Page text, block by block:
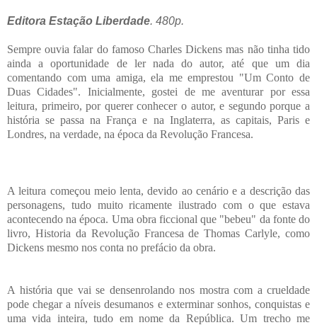
Editora Estação Liberdade. 480p.
Sempre ouvia falar do famoso Charles Dickens mas não tinha tido
ainda a oportunidade de ler nada do autor, até que um dia
comentando com uma amiga, ela me emprestou "Um Conto de
Duas Cidades". Inicialmente, gostei de me aventurar por essa
leitura, primeiro, por querer conhecer o autor, e segundo porque a
história se passa na França e na Inglaterra, as capitais, Paris e
Londres, na verdade, na época da Revolução Francesa.
A leitura começou meio lenta, devido ao cenário e a descrição das
personagens, tudo muito ricamente ilustrado com o que estava
acontecendo na época. Uma obra ficcional que "bebeu" da fonte do
livro, Historia da Revolução Francesa de Thomas Carlyle, como
Dickens mesmo nos conta no prefácio da obra.
A história que vai se densenrolando nos mostra com a crueldade
pode chegar a níveis desumanos e exterminar sonhos, conquistas e
uma vida inteira, tudo em nome da República. Um trecho me